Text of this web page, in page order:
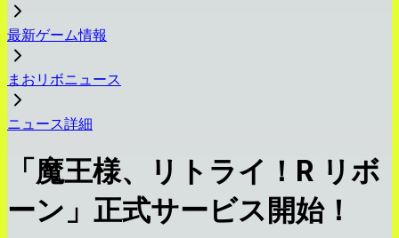
最新ゲーム情報
まおリボニュース
ニュース詳細
「魔王様、リトライ！R リボ
ーン」正式サービス開始！